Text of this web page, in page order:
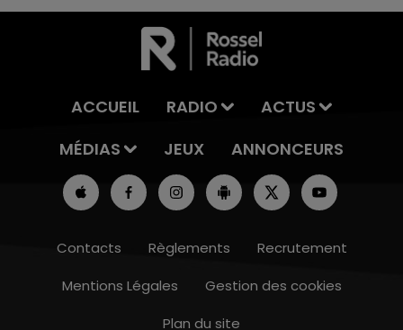
ACCUEIL RADIO
ACTUS
MÉDIAS
JEUX ANNONCEURS
Contacts Règlements
Recrutement
Mentions Légales
Gestion des cookies
Plan du site